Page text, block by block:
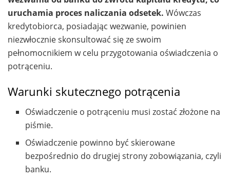
uruchamia proces naliczania odsetek. Wówczas
kredytobiorca, posiadając wezwanie, powinien
niezwłocznie skonsultować się ze swoim
pełnomocnikiem w celu przygotowania oświadczenia o
potrąceniu.
Warunki skutecznego potrącenia
Oświadczenie o potrąceniu musi zostać złożone na
piśmie.
Oświadczenie powinno być skierowane
bezpośrednio do drugiej strony zobowiązania, czyli
banku.